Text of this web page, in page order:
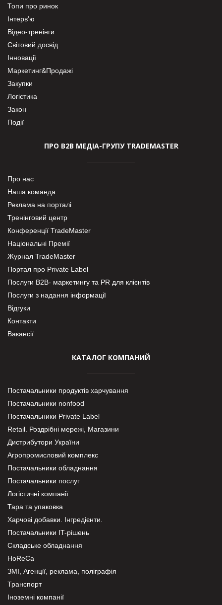
Топи про ринок
Інтерв’ю
Відео-тренінги
Світовий досвід
Інновації
Маркетинг&Продажі
Закупки
Логістика
Закон
Події
ПРО В2В МЕДІА-ГРУПУ TRADEMASTER
Про нас
Наша команда
Реклама на порталі
Тренінговий центр
Конференції TradeMaster
Національні Премії
Журнал TradeMaster
Портал про Private Label
Послуги В2В- маркетингу та PR для клієнтів
Послуги з надання інформації
Відгуки
Контакти
Вакансії
КАТАЛОГ КОМПАНИЙ
Постачальники продуктів харчування
Постачальники nonfood
Постачальники Private Label
Retail. Роздрібні мережі, Магазини
Дистрибутори України
Агропромисловий комплекс
Постачальники обладнання
Постачальники послуг
Логістичні компанії
Тара та упаковка
Харчові добавки. Інгредієнти.
Постачальники IT-рішень
Складське обладнання
HoReCa
ЗМІ, Агенції, реклама, поліграфія
Транспорт
Іноземні компанії